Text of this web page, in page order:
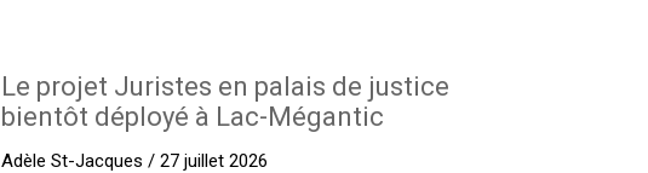
Le projet Juristes en palais de justice
bientôt déployé à Lac-Mégantic
Adèle St-Jacques / 27 juillet 2026